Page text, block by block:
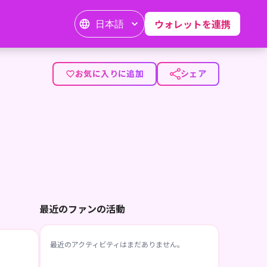
日本語 ウォレットを連携
お気に入りに追加 シェア
最近のファンの活動
最近のアクティビティはまだありません。